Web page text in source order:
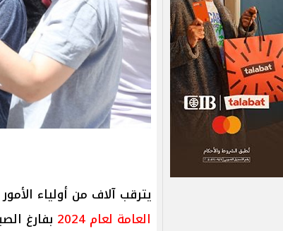
يترقب آلاف من أولياء
العامة لعام 2024
بفارغ